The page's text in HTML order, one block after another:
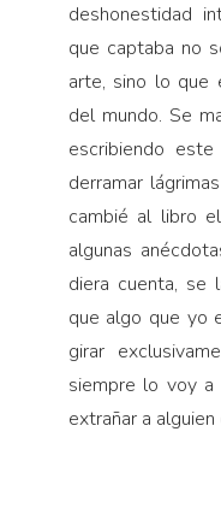
deshonestidad
que captaba no
arte, sino lo que
del mundo. Se
escribiendo
derramar
cambié al libro
algunas
diera cuenta, se
que algo que yo
girar
siempre lo voy
extrañar a